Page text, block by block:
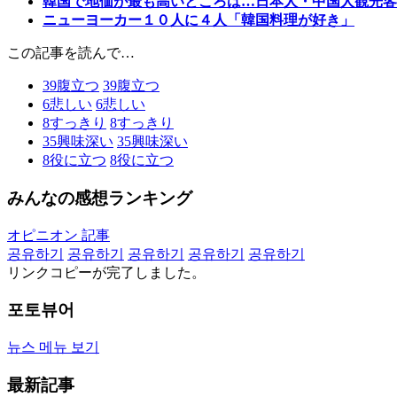
ニューヨーカー１０人に４人「韓国料理が好き」
この記事を読んで…
39腹立つ 39腹立つ
6悲しい 6悲しい
8すっきり 8すっきり
35興味深い 35興味深い
8役に立つ 8役に立つ
みんなの感想ランキング
オピニオン 記事
공유하기
공유하기 공유하기 공유하기
공유하기
リンクコピーが完了しました。
포토뷰어
뉴스 메뉴 보기
最新記事